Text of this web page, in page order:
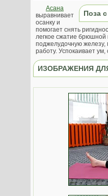
Поза
Асана
выравнивает
осанку и
помогает снять
легкое сжатие брюшной
поджелудочную железу,
работу. Успокаивает ум,
ИЗОБРАЖЕНИЯ